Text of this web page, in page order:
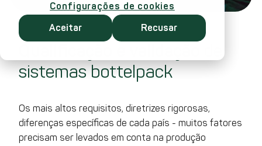
Configurações de cookies
Aceitar
Recusar
sistemas bottelpack
Os mais altos requisitos, diretrizes rigorosas,
diferenças específicas de cada país - muitos fatores
precisam ser levados em conta na produção